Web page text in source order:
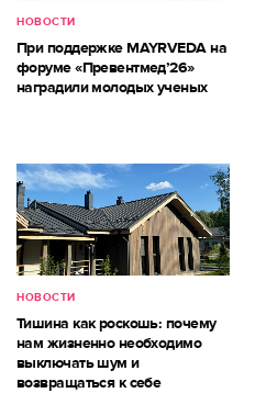
НОВОСТИ
При поддержке MAYRVEDA на
форуме «Превентмед’26»
наградили молодых ученых
НОВОСТИ
Тишина как роскошь: почему
нам жизненно необходимо
выключать шум и
возвращаться к себе